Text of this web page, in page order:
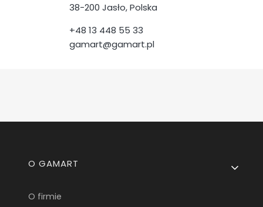
38-200 Jasło, Polska
+48 13 448 55 33
gamart@gamart.pl
Linki w stopce
O GAMART
O firmie